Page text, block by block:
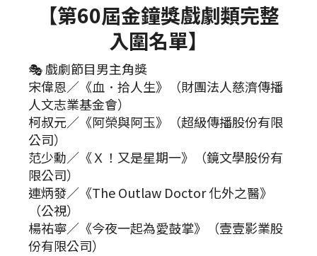
【第60屆金鐘獎戲劇類完整
入圍名單】
🎭 戲劇節目男主角獎
宋偉恩／《血．拾人生》（財團法人慈濟傳播
人文志業基金會）
柯叔元／《阿榮與阿玉》（超級傳播股份有限
公司）
范少勳／《Ｘ！又是星期一》（鏡文學股份有
限公司）
連炳發／《The Outlaw Doctor 化外之醫》
（公視）
楊祐寧／《今夜一起為愛鼓掌》（壹壹影業股
份有限公司）